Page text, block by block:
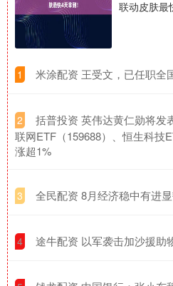
联动皮肤最
1 米涂配资 王受文，已任职全
2
括普投资 英伟达黄仁勋将发
联网ETF（159688）、恒生科技
涨超1%
3 全民配资 8月经济稳中有进
4 途牛配资 以军袭击加沙援助